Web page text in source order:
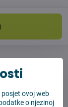
ovoj web
o njezinoj